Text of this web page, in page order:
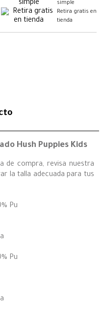
simple
Retira gratis en
tienda
Hush Puppies Kids
de compra, revisa nuestra
la talla adecuada para tus
Pu
Pu